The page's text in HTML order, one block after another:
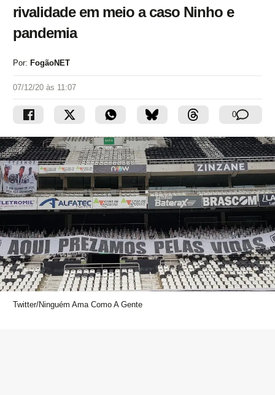
rivalidade em meio a caso Ninho e
pandemia
Por: FogãoNET
07/12/20 às 11:07
0
Twitter/Ninguém Ama Como A Gente